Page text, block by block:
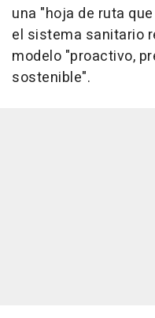
una "hoja de ruta
el sistema sanitario
modelo "proactivo,
sostenible".